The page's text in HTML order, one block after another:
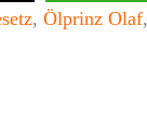
, Ölprinz Olaf,